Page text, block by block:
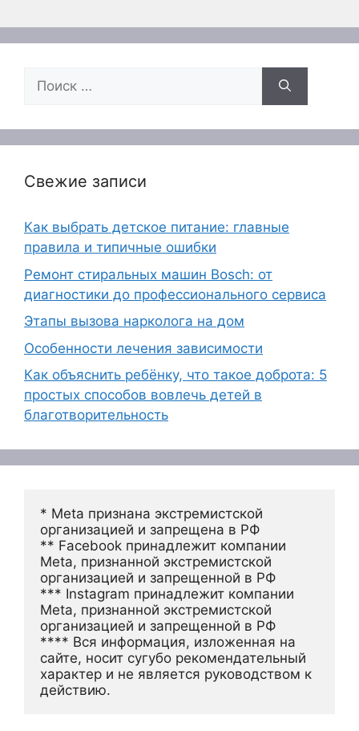
Поиск:
Свежие записи
Как выбрать детское питание: главные
правила и типичные ошибки
Ремонт стиральных машин Bosch: от
диагностики до профессионального сервиса
Этапы вызова нарколога на дом
Особенности лечения зависимости
Как объяснить ребёнку, что такое доброта: 5
простых способов вовлечь детей в
благотворительность
* Meta признана экстремистской
организацией и запрещена в РФ
** Facebook принадлежит компании
Meta, признанной экстремистской
организацией и запрещенной в РФ
*** Instagram принадлежит компании
Meta, признанной экстремистской
организацией и запрещенной в РФ
**** Вся информация, изложенная на
сайте, носит сугубо рекомендательный
характер и не является руководством к
действию.